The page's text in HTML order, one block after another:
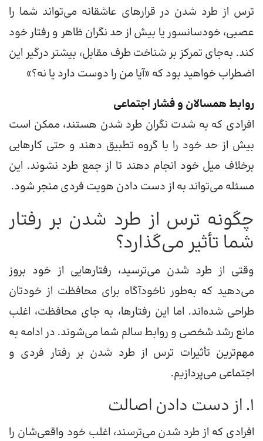
ترس از طرد شدن در قرارهای عاشقانه می‌تواند شما را
عصبی، خودسانسور یا بیش از حد نگران ظاهر و رفتار خود
کند. به‌جای تمرکز بر شناخت طرف مقابل، بیشتر درگیر این
اضطراب خواهید بود که «آیا من را دوست دارد یا نه؟»
روابط همسالان و فشار اجتماعی
افرادی که به شدت نگران طرد شدن هستند، ممکن است
بیش از حد خود را با گروه تطبیق دهند و حتی کارهایی
برخلاف میل خود انجام دهند تا از جمع طرد نشوند. این
مسئله می‌تواند به از دست دادن هویت فردی منجر شود.
چگونه ترس از طرد شدن بر رفتار
شما تأثیر می‌گذارد؟
وقتی از طرد شدن می‌ترسید، رفتارهایی از خود بروز
می‌دهید که به‌طور ناخودآگاه برای محافظت از خودتان
طراحی شده‌اند. اما این رفتارها، به جای محافظت، اغلب
مانع رشد شخصی و روابط سالم شما می‌شوند. در ادامه به
مهم‌ترین تأثیرات ترس از طرد شدن بر رفتار فردی و
اجتماعی می‌پردازیم.
۱. از دست دادن اصالت
افرادی که از طرد شدن می‌ترسند، اغلب خود واقعی‌شان را